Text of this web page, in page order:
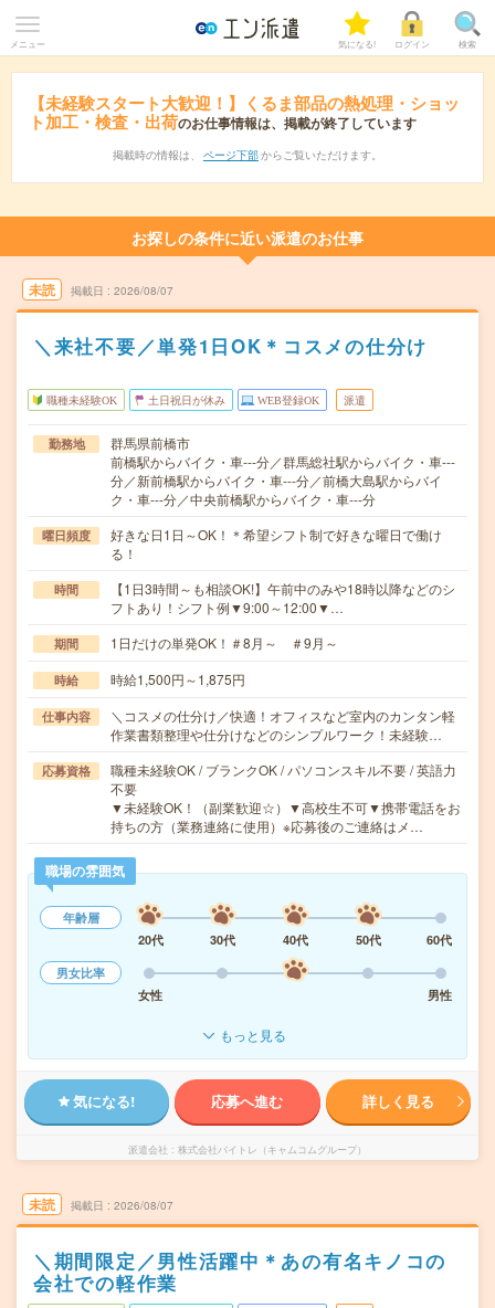
メニュー 気になる! ログイン 検索
【未経験スタート大歓迎！】くるま部品の熱処理・ショッ
ト加工・検査・出荷のお仕事情報は、掲載が終了しています
掲載時の情報は、 ページ下部 からご覧いただけます。
お探しの条件に近い派遣のお仕事
未読 掲載日 2026/08/07
＼来社不要／単発1日OK＊コスメの仕分け
職種未経験OK 土日祝日が休み WEB登録OK 派遣
勤務地
群馬県前橋市
前橋駅からバイク・車---分／群馬総社駅からバイク・車---
分／新前橋駅からバイク・車---分／前橋大島駅からバイ
ク・車---分／中央前橋駅からバイク・車---分
曜日頻度
好きな日1日～OK！＊希望シフト制で好きな曜日で働け
る！
時間
【1日3時間～も相談OK!】午前中のみや18時以降などのシ
フトあり！シフト例▼9:00～12:00▼…
期間 1日だけの単発OK！＃8月～ ＃9月～
時給 時給1,500円～1,875円
仕事内容
＼コスメの仕分け／快適！オフィスなど室内のカンタン軽
作業書類整理や仕分けなどのシンプルワーク！未経験…
応募資格
職種未経験OK / ブランクOK / パソコンスキル不要 / 英語力
不要
▼未経験OK！（副業歓迎☆）▼高校生不可▼携帯電話をお
持ちの方（業務連絡に使用）※応募後のご連絡はメ…
職場の雰囲気
年齢層
20代
30代 40代 50代
60代
男女比率
女性
男性
もっと見る
気になる! 応募へ進む 詳しく見る
派遣会社 株式会社バイトレ（キャムコムグループ）
未読 掲載日 2026/08/07
＼期間限定／男性活躍中＊あの有名キノコの
会社での軽作業